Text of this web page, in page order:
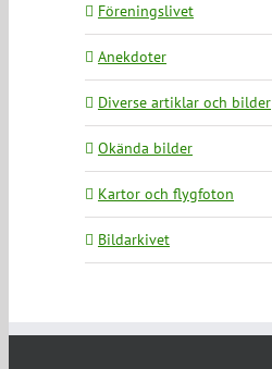
Föreningslivet
Anekdoter
Diverse artiklar och bilder
Okända bilder
Kartor och flygfoton
Bildarkivet